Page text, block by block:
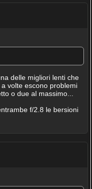
delle migliori lenti che
volte escono problemi
o due al massimo...
f/2.8 le bersioni